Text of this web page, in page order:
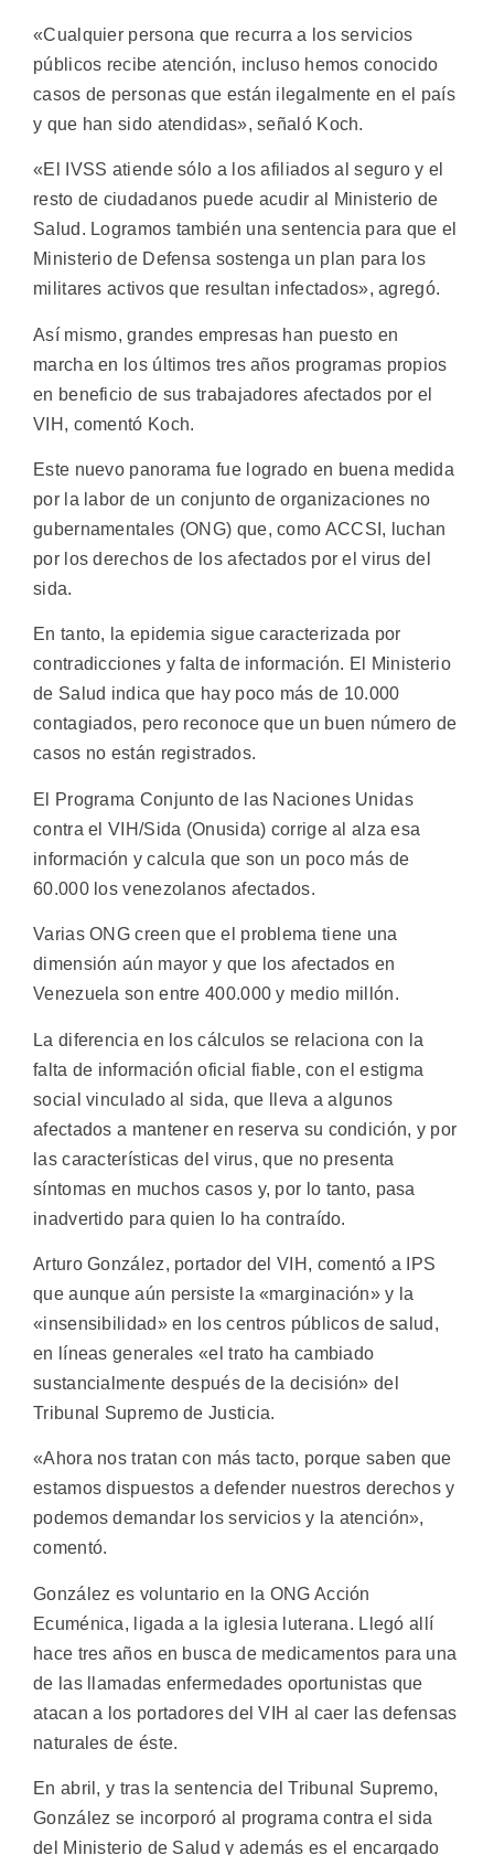
«Cualquier persona que recurra a los servicios
públicos recibe atención, incluso hemos conocido
casos de personas que están ilegalmente en el país
y que han sido atendidas», señaló Koch.
«El IVSS atiende sólo a los afiliados al seguro y el
resto de ciudadanos puede acudir al Ministerio de
Salud. Logramos también una sentencia para que el
Ministerio de Defensa sostenga un plan para los
militares activos que resultan infectados», agregó.
Así mismo, grandes empresas han puesto en
marcha en los últimos tres años programas propios
en beneficio de sus trabajadores afectados por el
VIH, comentó Koch.
Este nuevo panorama fue logrado en buena medida
por la labor de un conjunto de organizaciones no
gubernamentales (ONG) que, como ACCSI, luchan
por los derechos de los afectados por el virus del
sida.
En tanto, la epidemia sigue caracterizada por
contradicciones y falta de información. El Ministerio
de Salud indica que hay poco más de 10.000
contagiados, pero reconoce que un buen número de
casos no están registrados.
El Programa Conjunto de las Naciones Unidas
contra el VIH/Sida (Onusida) corrige al alza esa
información y calcula que son un poco más de
60.000 los venezolanos afectados.
Varias ONG creen que el problema tiene una
dimensión aún mayor y que los afectados en
Venezuela son entre 400.000 y medio millón.
La diferencia en los cálculos se relaciona con la
falta de información oficial fiable, con el estigma
social vinculado al sida, que lleva a algunos
afectados a mantener en reserva su condición, y por
las características del virus, que no presenta
síntomas en muchos casos y, por lo tanto, pasa
inadvertido para quien lo ha contraído.
Arturo González, portador del VIH, comentó a IPS
que aunque aún persiste la «marginación» y la
«insensibilidad» en los centros públicos de salud,
en líneas generales «el trato ha cambiado
sustancialmente después de la decisión» del
Tribunal Supremo de Justicia.
«Ahora nos tratan con más tacto, porque saben que
estamos dispuestos a defender nuestros derechos y
podemos demandar los servicios y la atención»,
comentó.
González es voluntario en la ONG Acción
Ecuménica, ligada a la iglesia luterana. Llegó allí
hace tres años en busca de medicamentos para una
de las llamadas enfermedades oportunistas que
atacan a los portadores del VIH al caer las defensas
naturales de éste.
En abril, y tras la sentencia del Tribunal Supremo,
González se incorporó al programa contra el sida
del Ministerio de Salud y además es el encargado